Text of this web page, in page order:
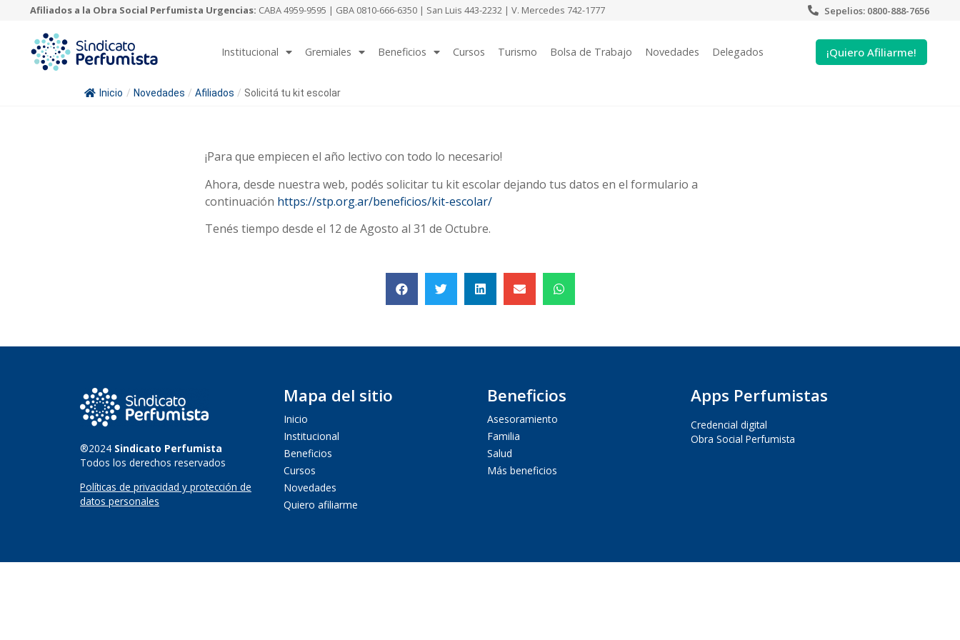
Afiliados a la Obra Social Perfumista Urgencias: CABA 4959-9595 | GBA 0810-666-6350 | San Luis 443-2232 | V. Mercedes 742-1777 Sepelios: 0800-888-7656
Institucional Gremiales Beneficios Cursos Turismo Bolsa de Trabajo Novedades Delegados ¡Quiero Afiliarme!
Inicio / Novedades / Afiliados / Solicitá tu kit escolar
¡Para que empiecen el año lectivo con todo lo necesario!
Ahora, desde nuestra web, podés solicitar tu kit escolar dejando tus datos en el formulario a
continuación https://stp.org.ar/beneficios/kit-escolar/
Tenés tiempo desde el 12 de Agosto al 31 de Octubre.
®2024 Sindicato Perfumista
Todos los derechos reservados
Políticas de privacidad y protección de
datos personales
Mapa del sitio
Inicio
Institucional
Beneficios
Cursos
Novedades
Quiero afiliarme
Beneficios
Asesoramiento
Familia
Salud
Más beneficios
Apps Perfumistas
Credencial digital
Obra Social Perfumista